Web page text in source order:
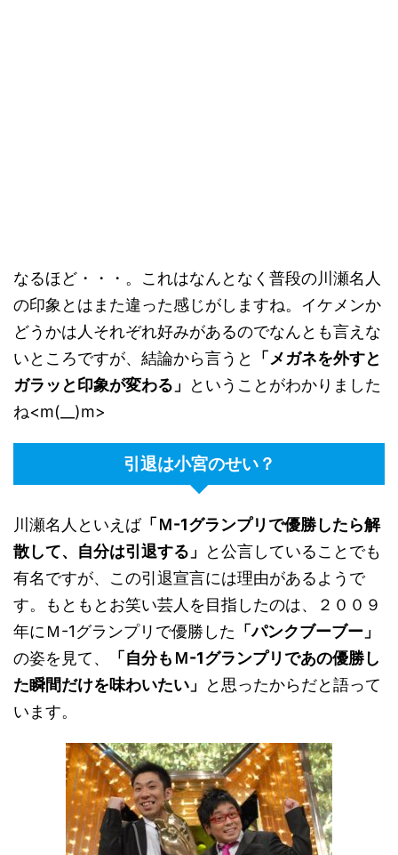
なるほど・・・。これはなんとなく普段の川瀬名人
の印象とはまた違った感じがしますね。イケメンか
どうかは人それぞれ好みがあるのでなんとも言えな
いところですが、結論から言うと
「メガネを外すと
ガラッと印象が変わる」
ということがわかりました
ね<m(__)m>
引退は小宮のせい？
川瀬名人といえば「Ｍ-1グランプリで優勝したら解
散して、自分は引退する」
と公言していることでも
有名ですが、この引退宣言には理由があるようで
す。もともとお笑い芸人を目指したのは、２００９
年にＭ-1グランプリで優勝した 「パンクブーブー」
の姿を見て、
「自分もＭ-1グランプリであの優勝し
た瞬間だけを味わいたい」
と思ったからだと語って
います。